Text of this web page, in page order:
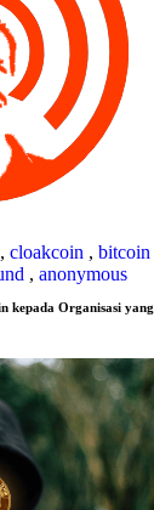
, cloakcoin , bitcoin
, anonymous
kepada Organisasi yang